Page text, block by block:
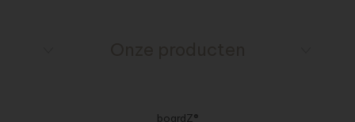
boardZ®